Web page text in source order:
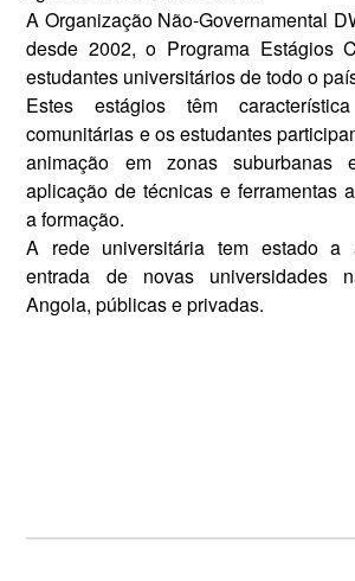
A Organização Não-Governa­mental
desde 2002, o Programa Estágios
estudantes universitá­rios de todo o
Estes estágios têm característica
comunitárias e os estudantes
animação em zonas
aplicação de técni­cas e ferramentas
a formação.
A rede universitária tem estado a
entrada de novas universidades
Angola, públicas e privadas.